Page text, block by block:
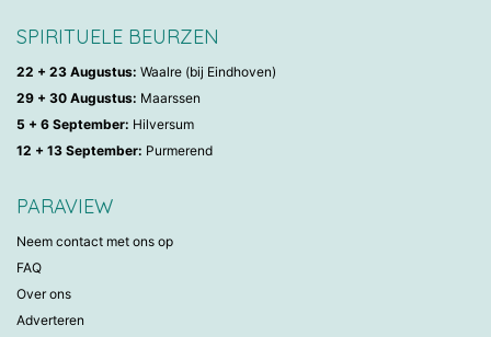
SPIRITUELE BEURZEN
22 + 23 Augustus: Waalre (bij Eindhoven)
29 + 30 Augustus: Maarssen
5 + 6 September: Hilversum
12 + 13 September: Purmerend
PARAVIEW
Neem contact met ons op
FAQ
Over ons
Adverteren